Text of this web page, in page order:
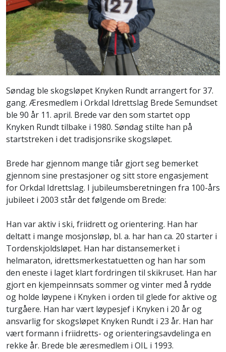
Søndag ble skogsløpet Knyken Rundt arrangert for 37.
gang. Æresmedlem i Orkdal Idrettslag Brede Semundset
ble 90 år 11. april. Brede var den som startet opp
Knyken Rundt tilbake i 1980. Søndag stilte han på
startstreken i det tradisjonsrike skogsløpet.
Brede har gjennom mange tiår gjort seg bemerket
gjennom sine prestasjoner og sitt store engasjement
for Orkdal Idrettslag. I jubileumsberetningen fra 100-års
jubileet i 2003 står det følgende om Brede:
Han var aktiv i ski, friidrett og orientering. Han har
deltatt i mange mosjonsløp, bl. a. har han ca. 20 starter i
Tordenskjoldsløpet. Han har distansemerket i
helmaraton, idrettsmerkestatuetten og han har som
den eneste i laget klart fordringen til skikruset. Han har
gjort en kjempeinnsats sommer og vinter med å rydde
og holde løypene i Knyken i orden til glede for aktive og
turgåere. Han har vært løypesjef i Knyken i 20 år og
ansvarlig for skogsløpet Knyken Rundt i 23 år. Han har
vært formann i friidretts- og orienteringsavdelinga en
rekke år. Brede ble æresmedlem i OIL i 1993.